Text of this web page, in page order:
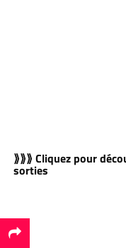
⟫⟫⟫ Cliquez pour
sorties